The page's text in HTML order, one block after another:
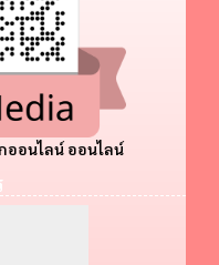
ออนไลน์ ออนไลน์